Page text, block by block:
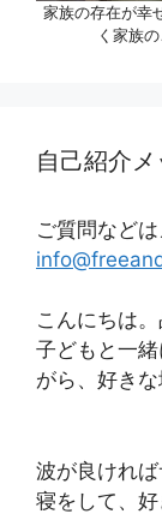
家族の存在が幸
く家族
自己紹介
ご質問など
こんにちは
子どもと一
がら、好き
波が良けれ
寝をして、